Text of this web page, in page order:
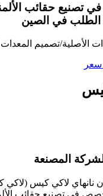
تصنيع حقائب
في الصين
الأصلية/تصميم المعدات
المصنعة
نانهاي لاكي كيس
في تصنيع حقائب